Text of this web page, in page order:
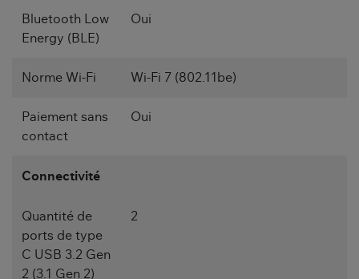
Bluetooth Low
Energy (BLE)
Oui
Norme Wi-Fi Wi-Fi 7 (802.11be)
Paiement sans
contact
Oui
Connectivité
Quantité de
ports de type
C USB 3.2 Gen
2 (3.1 Gen 2)
2